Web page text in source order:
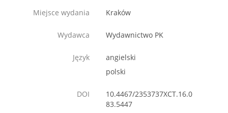
Miejsce wydania Kraków
Wydawca Wydawnictwo PK
Język
angielski
polski
DOI
10.4467/2353737XCT.16.0
83.5447